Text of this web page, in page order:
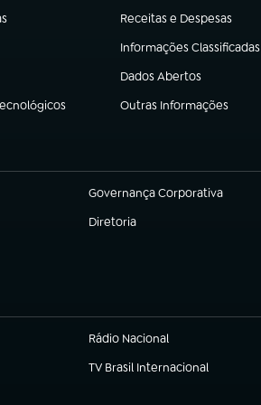
Receitas e Despesas
(abre em nova aba)
Informações Classificadas
(abre em nova aba)
Dados Abertos
(abre em nova aba)
Outras Informações
(abre em nova aba)
Governança Corporativa
(abre em nova aba)
Diretoria
(abre em nova aba)
Rádio Nacional
TV Brasil Internacional
(abre em nova aba)